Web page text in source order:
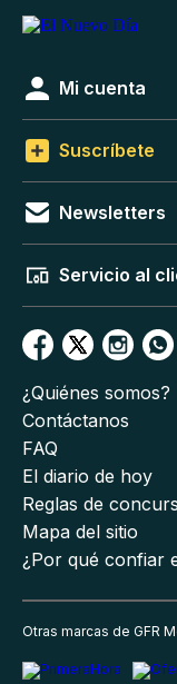
Mi cuenta
Suscríbete
Newsletters
Servicio al
¿Quiénes somos?
Contáctanos
FAQ
El diario de hoy
Reglas de
Mapa del sitio
¿Por qué confiar
Otras marcas de GFR